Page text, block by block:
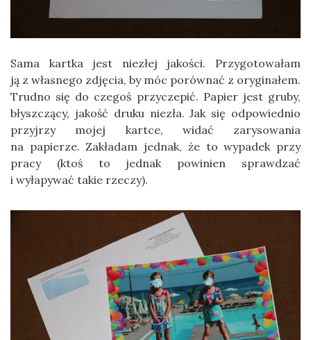
Sama kartka jest niezłej jakości. Przygotowałam
ją z własnego zdjęcia, by móc porównać z oryginałem.
Trudno się do czegoś przyczepić. Papier jest gruby,
błyszczący, jakość druku niezła. Jak się odpowiednio
przyjrzy mojej kartce, widać zarysowania
na papierze. Zakładam jednak, że to wypadek przy
pracy (ktoś to jednak powinien sprawdzać
i wyłapywać takie rzeczy).